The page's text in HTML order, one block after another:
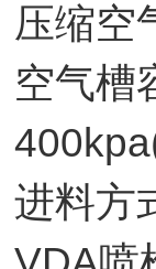
压缩空
空气槽
进料方